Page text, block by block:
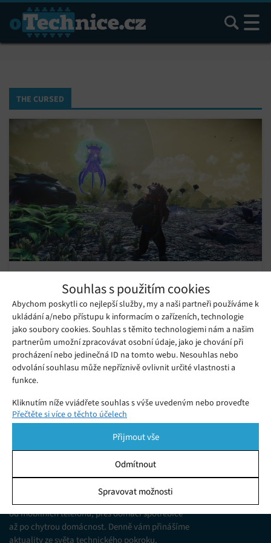
Souhlas s použitím cookies
Abychom poskytli co nejlepší služby, my a naši partneři používáme k
ukládání a/nebo přístupu k informacím o zařízeních, technologie
jako soubory cookies. Souhlas s těmito technologiemi nám a našim
partnerům umožní zpracovávat osobní údaje, jako je chování při
procházení nebo jedinečná ID na tomto webu. Nesouhlas nebo
odvolání souhlasu může nepříznivě ovlivnit určité vlastnosti a
funkce.
Kliknutím níže vyjádřete souhlas s výše uvedeným nebo proveďte
podrobnější rozhodnutí. Vaše volby budou použity pouze na tomto
pomocí přepínačů v Zásadách cookies nebo kliknutím na tlačítko
Spravovat souhlas ve spodní části obrazovky.
Ukládání a/nebo přístup k informacím v zařízení, Porozumění
publiku prostřednictvím statistik nebo kombinací údajů z
různých zdrojů.
Přečtěte si více o těchto účelech
Přijmout vše
Odmítnout
Spravovat možnosti
Hledat
THE CURSED
halloweenskou aktualizaci
Čtvrtek 24. 10. 2024 Samuel
Kdy hra No Man's Sky v roce 2016 vyšla, šlo o do velké míry
nedotaženou záležitost.
Jsme web zajímající se o technologické novinky
od mobilních telefonů, přes domácí spotřebiče
až po chytrou domácnost. Denně vám přinášíme
aktuality ze světa technického pokroku,